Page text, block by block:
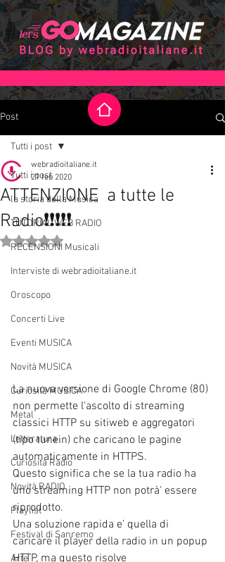
Post
Tutti i post
la storia della Musica
TUTORIAL WEB RADIO
RECENSIONI Musicali
Interviste di webradioitaliane.it
Oroscopo
Concerti Live
Eventi MUSICA
Novità MUSICA
Curiosità MUSICA
Metal
Letteratura
Curiosità Radio
Novità RADIO
Playlist
Festival di Sanremo
Arte
Tutti i post
ATTENZIONE a tutte le
Radio❗❗❗❗❗
webradioitaliane.it
21 feb 2020
Valutazione NaN stelle su 5.
La nuova versione di Google Chrome (80)
non permette l'ascolto di streaming
classici HTTP su sitiweb e aggregatori
(tipo tunein) che caricano le pagine
automaticamente in HTTPS.
Questo significa che se la tua radio ha
uno streaming HTTP non potrà' essere
riprodotto.
Una soluzione rapida e' quella di
caricare il player della radio in un popup
HTTP, ma questo risolve